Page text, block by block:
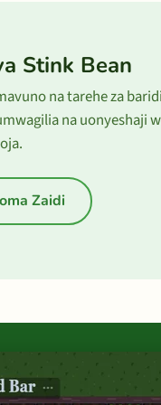
Stink Bean
na tarehe za
na uonyeshaji
Zaidi